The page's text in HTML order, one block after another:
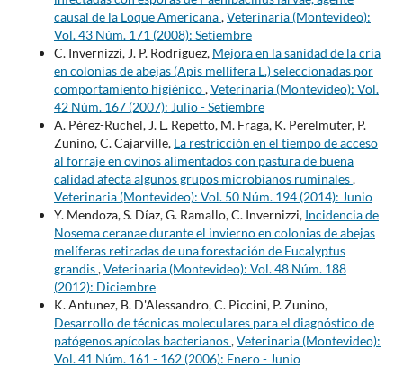
causal de la Loque Americana,Veterinaria (Montevideo):
Vol. 43 Núm. 171 (2008): Setiembre
C. Invernizzi, J. P. Rodríguez, Mejora en la sanidad de la cría
en colonias de abejas (Apis mellifera L.) seleccionadas por
comportamiento higiénico,Veterinaria (Montevideo): Vol.
42 Núm. 167 (2007): Julio - Setiembre
A. Pérez-Ruchel, J. L. Repetto, M. Fraga, K. Perelmuter, P.
Zunino, C. Cajarville, La restricción en el tiempo de acceso
al forraje en ovinos alimentados con pastura de buena
calidad afecta algunos grupos microbianos ruminales,
Veterinaria (Montevideo): Vol. 50 Núm. 194 (2014): Junio
Y. Mendoza, S. Díaz, G. Ramallo, C. Invernizzi, Incidencia de
Nosema ceranae durante el invierno en colonias de abejas
melíferas retiradas de una forestación de Eucalyptus
grandis,Veterinaria (Montevideo): Vol. 48 Núm. 188
(2012): Diciembre
K. Antunez, B. D'Alessandro, C. Piccini, P. Zunino,
Desarrollo de técnicas moleculares para el diagnóstico de
patógenos apícolas bacterianos,Veterinaria (Montevideo):
Vol. 41 Núm. 161 - 162 (2006): Enero - Junio